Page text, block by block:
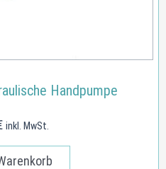
Handpumpe
inkl. MwSt.